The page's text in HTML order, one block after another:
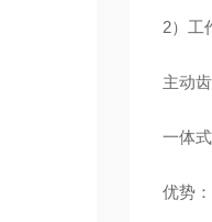
2）工
主动
一体
优势